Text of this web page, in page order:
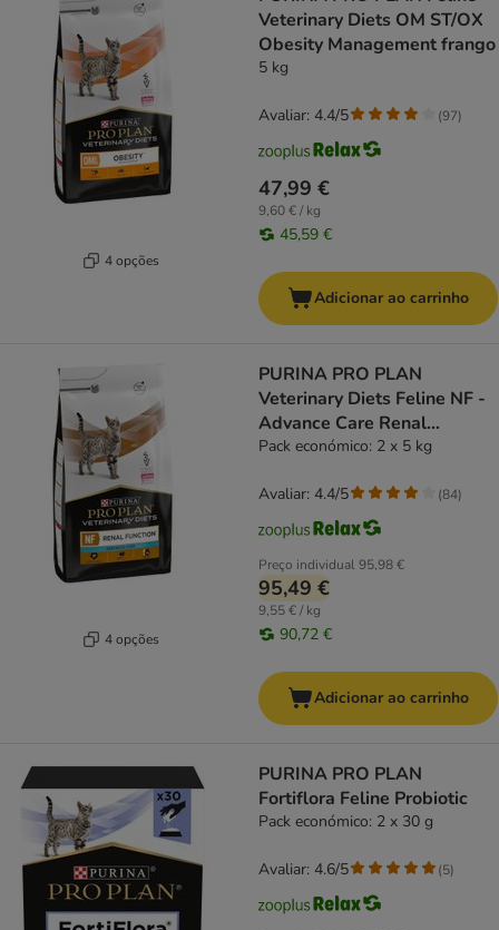
4 opções
Veterinary Diets OM ST/OX
Obesity Management frango
5 kg
47,99 €
9,60 € / kg
45,59 €
Avaliar: 4.4/5 (97)
Adicionar ao carrinho
4 opções
PURINA PRO PLAN
Veterinary Diets Feline NF -
Advance Care Renal
Function
Pack económico: 2 x 5 kg
Preço individual95,98 €
95,49 €
9,55 € / kg
90,72 €
Avaliar: 4.4/5 (84)
Adicionar ao carrinho
PURINA PRO PLAN
Fortiflora Feline Probiotic
Pack económico: 2 x 30 g
Avaliar: 4.6/5 (5)